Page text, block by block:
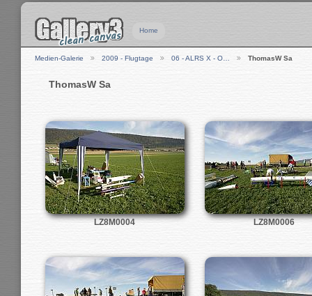
Home
Medien-Galerie 2009 - Flugtage 06 - ALRS X - O… ThomasW Sa
ThomasW Sa
LZ8M0004 LZ8M0006